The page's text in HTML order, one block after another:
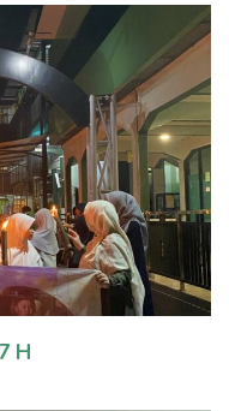
H